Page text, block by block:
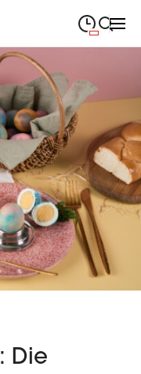
Suche schließen
09:00—
09:00 —19:00
09:00 —19:00
09:00— 19:00
09:00 18:00
Die